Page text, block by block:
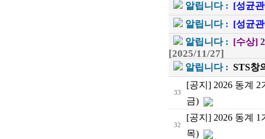
알립니다 : [성균
알립니다 : [성균
알립니다 : [수상]
[2025/11/27]
알립니다 : STS창
33
[공지] 2026 동계 2
금)
32
[공지] 2026 동계 1
목)